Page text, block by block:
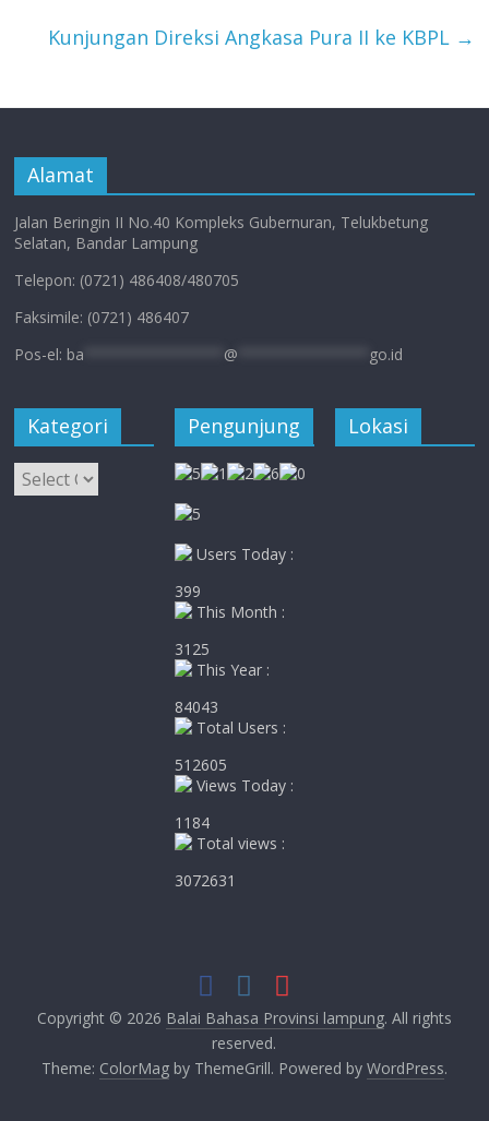
Kunjungan Direksi Angkasa Pura II ke KBPL →
Alamat
Jalan Beringin II No.40 Kompleks Gubernuran, Telukbetung
Selatan, Bandar Lampung
Telepon: (0721) 486408/480705
Faksimile: (0721) 486407
Pos-el: ba @ go.id
Kategori
Kategori
Pengunjung
Users Today :
399
This Month :
3125
This Year :
84043
Total Users :
512605
Views Today :
1184
Total views :
3072631
Lokasi
Copyright © 2026 Balai Bahasa Provinsi lampung. All rights
reserved.
Theme: ColorMagby ThemeGrill. Powered by WordPress.